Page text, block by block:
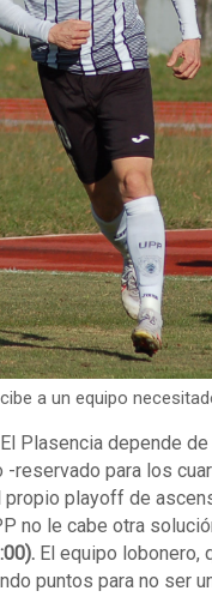
a un equipo
El Plasencia depende
reservado para los
propio playoff de
no le cabe otra
El equipo lobonero,
puntos para no ser